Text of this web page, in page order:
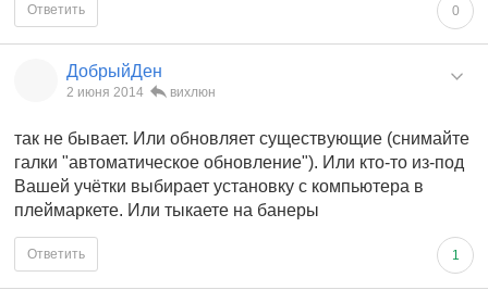
0
Ответить
ДобрыйДен
2 июня 2014 вихлюн
так не бывает. Или обновляет существующие (снимайте
галки "автоматическое обновление"). Или кто-то из-под
Вашей учётки выбирает установку с компьютера в
плеймаркете. Или тыкаете на банеры
1
Ответить